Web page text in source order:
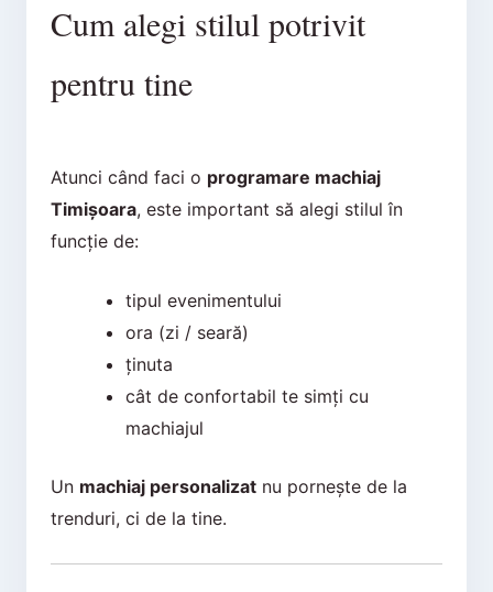
Cum alegi stilul potrivit
pentru tine
Atunci când faci o programare machiaj
Timișoara, este important să alegi stilul în
funcție de:
tipul evenimentului
ora (zi / seară)
ținuta
cât de confortabil te simți cu
machiajul
Un machiaj personalizatnu pornește de la
trenduri, ci de la tine.